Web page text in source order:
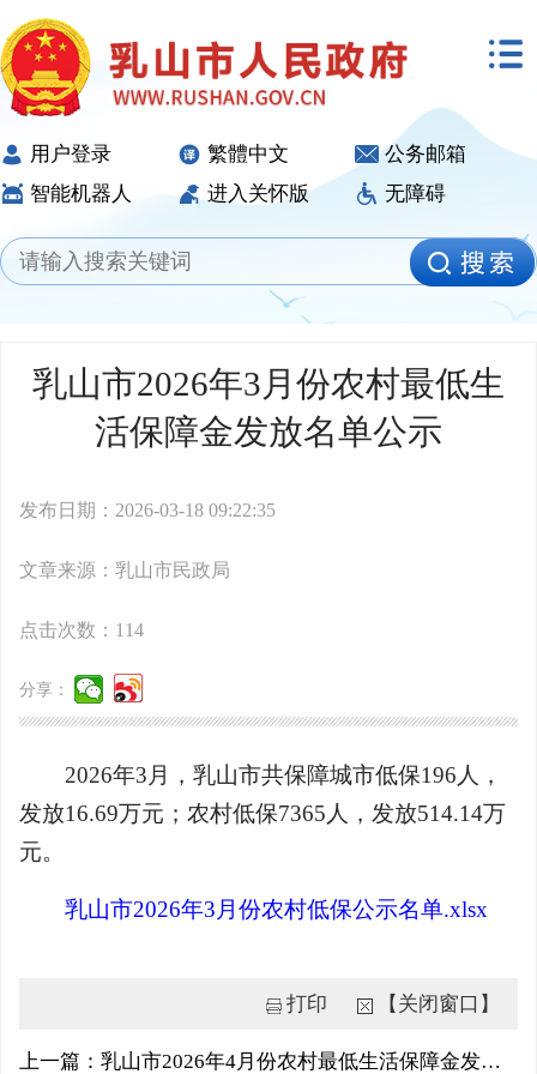
用户登录 繁體中文
公务邮箱
智能机器人
进入关怀版 无障碍
乳山市2026年3月份农村最低生
活保障金发放名单公示
发布日期：2026-03-18 09:22:35
文章来源：乳山市民政局
点击次数： 114
分享：
2026年3月，乳山市共保障城市低保196人，
发放16.69万元；农村低保7365人，发放514.14万
元。
乳山市2026年3月份农村低保公示名单.xlsx
打印 【关闭窗口】
上一篇：乳山市2026年4月份农村最低生活保障金发放名单公示